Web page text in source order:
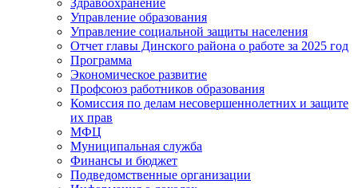
Здравоохранение
Управление образования
Управление социальной защиты населения
Отчет главы Динского района о работе за 2025 год
Программа
Экономическое развитие
Профсоюз работников образования
Комиссия по делам несовершеннолетних и защите
их прав
МФЦ
Муниципальная служба
Финансы и бюджет
Подведомственные организации